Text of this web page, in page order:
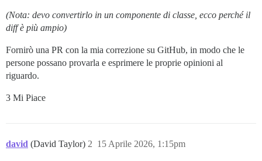
-        <ChannelTitle @channel={{@event.channel}} />
-      </LinkTo>
-    </section>
-</template>;
-
-export default DiscoursePostEventChatChannel;
+  <template>
+    {{#if (and @event.channel this.channelTitle)}}
+          @models={{@event.channel.routeModels}}
(Nota: devo convertirlo in un componente di classe, ecco perché il
diff è più ampio)
Fornirò una PR con la mia correzione su GitHub, in modo che le
persone possano provarla e esprimere le proprie opinioni al
riguardo.
3 Mi Piace
david (David Taylor) 15 Aprile 2026, 1:15pm
2